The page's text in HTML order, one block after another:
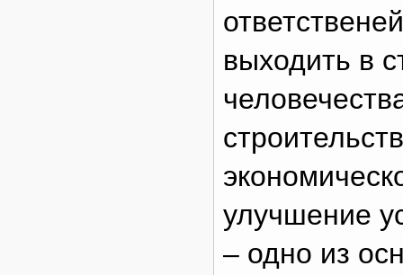
выходить в
улучшение
– одно из